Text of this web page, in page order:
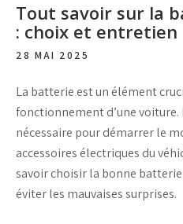
Tout savoir sur la
: choix et entretien
28 MAI 2025
La batterie est un élément
fonctionnement d’une
nécessaire pour démarrer le
accessoires électriques du
savoir choisir la bonne
éviter les mauvaises surprises.